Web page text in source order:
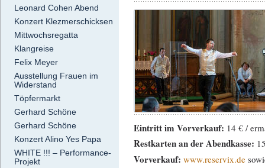
Leonard Cohen Abend
Konzert Klezmerschicksen
Mittwochsregatta
Klangreise
Felix Meyer
Ausstellung Frauen im
Widerstand
Töpfermarkt
Gerhard Schöne
Gerhard Schöne
Konzert Alino Yes Papa
WHITE !!! – Performance-
Projekt
Eintritt im Vorverkauf: 14 € /
Restkarten an der Abendkasse:
Vorverkauf: www.reservix.de